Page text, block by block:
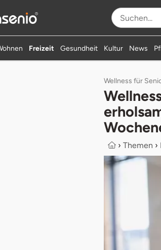
Freizeit Gesundheit Kultur News
Wellness für
› Themen ›